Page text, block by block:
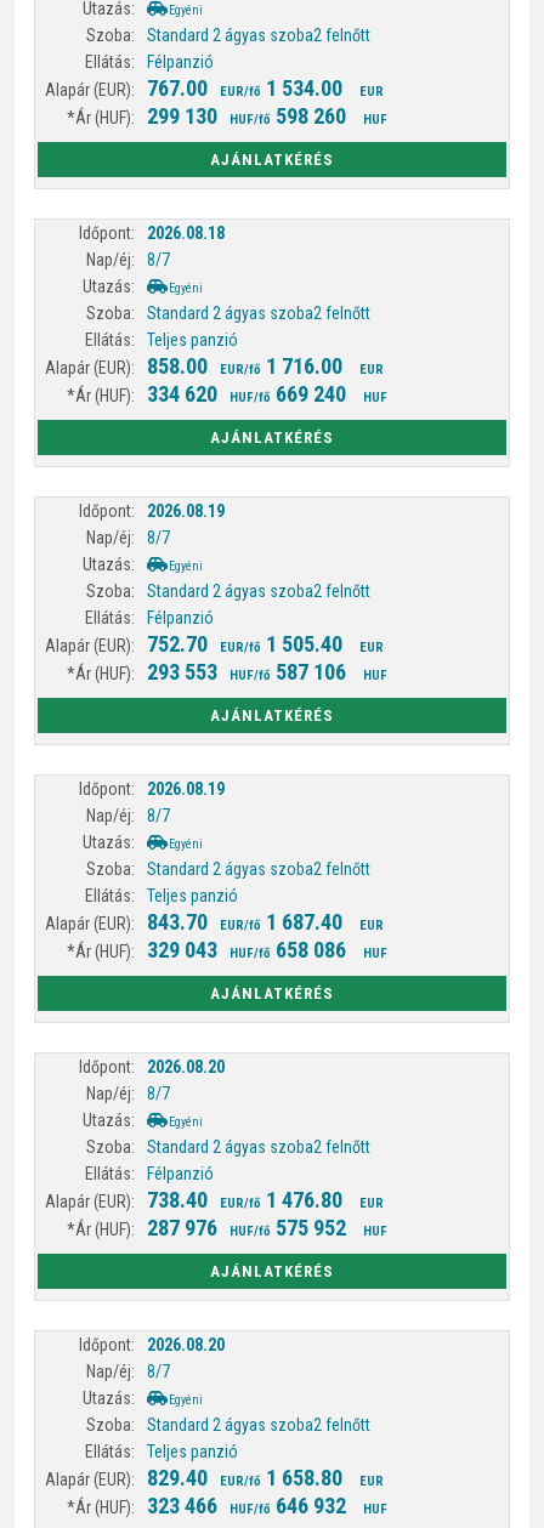
Egyéni
Standard 2 ágyas szoba2 felnőtt
Félpanzió
767.00 EUR/fő 1 534.00 EUR
299 130 HUF/fő 598 260 HUF
AJÁNLATKÉRÉS
2026.08.18
8/7
Egyéni
Standard 2 ágyas szoba2 felnőtt
Teljes panzió
858.00 EUR/fő 1 716.00 EUR
334 620 HUF/fő 669 240 HUF
AJÁNLATKÉRÉS
2026.08.19
8/7
Egyéni
Standard 2 ágyas szoba2 felnőtt
Félpanzió
752.70 EUR/fő 1 505.40 EUR
293 553 HUF/fő 587 106 HUF
AJÁNLATKÉRÉS
2026.08.19
8/7
Egyéni
Standard 2 ágyas szoba2 felnőtt
Teljes panzió
843.70 EUR/fő 1 687.40 EUR
329 043 HUF/fő 658 086 HUF
AJÁNLATKÉRÉS
2026.08.20
8/7
Egyéni
Standard 2 ágyas szoba2 felnőtt
Félpanzió
738.40 EUR/fő 1 476.80 EUR
287 976 HUF/fő 575 952 HUF
AJÁNLATKÉRÉS
2026.08.20
8/7
Egyéni
Standard 2 ágyas szoba2 felnőtt
Teljes panzió
829.40 EUR/fő 1 658.80 EUR
323 466 HUF/fő 646 932 HUF